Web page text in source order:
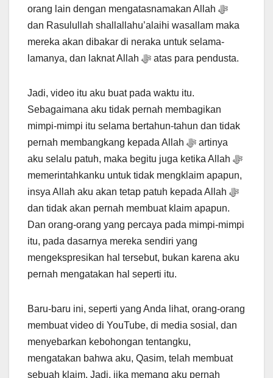
orang lain dengan mengatasnamakan Allah ﷻ
dan Rasulullah shallallahu’alaihi wasallam maka
mereka akan dibakar di neraka untuk selama-
lamanya, dan laknat Allah ﷻ atas para pendusta.
Jadi, video itu aku buat pada waktu itu.
Sebagaimana aku tidak pernah membagikan
mimpi-mimpi itu selama bertahun-tahun dan tidak
pernah membangkang kepada Allah ﷻ artinya
aku selalu patuh, maka begitu juga ketika Allah ﷻ
memerintahkanku untuk tidak mengklaim apapun,
insya Allah aku akan tetap patuh kepada Allah ﷻ
dan tidak akan pernah membuat klaim apapun.
Dan orang-orang yang percaya pada mimpi-mimpi
itu, pada dasarnya mereka sendiri yang
mengekspresikan hal tersebut, bukan karena aku
pernah mengatakan hal seperti itu.
Baru-baru ini, seperti yang Anda lihat, orang-orang
membuat video di YouTube, di media sosial, dan
menyebarkan kebohongan tentangku,
mengatakan bahwa aku, Qasim, telah membuat
sebuah klaim. Jadi, jika memang aku pernah